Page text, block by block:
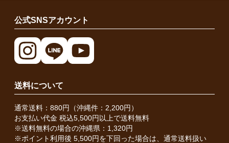
公式SNSアカウント
送料について
通常送料：880円（沖縄件：2,200円）
お支払い代金 税込5,500円以上で送料無料
※送料無料の場合の沖縄県：1,320円
※ポイント利用後 5,500円を下回った場合は、通常送料扱い